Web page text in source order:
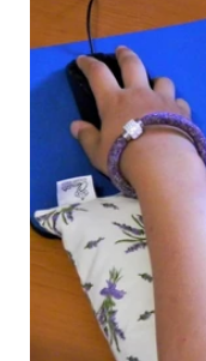
Töltete: Levendula
Mérete: 15 cm x 25